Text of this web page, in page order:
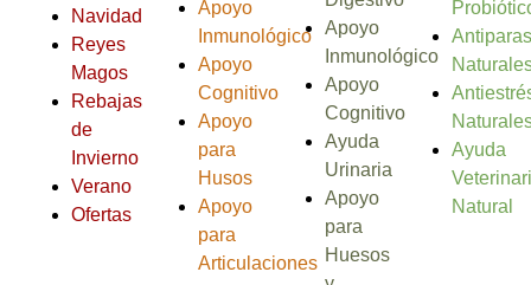
Navidad
Reyes
Magos
Rebajas
de
Invierno
Verano
Ofertas
Apoyo
Inmunológico
Apoyo
Cognitivo
Apoyo
para
Husos
Apoyo
para
Articulaciones
Apoyo
Inmunológico
Apoyo
Cognitivo
Ayuda
Urinaria
Apoyo
para
Huesos
Ayuda
Natural